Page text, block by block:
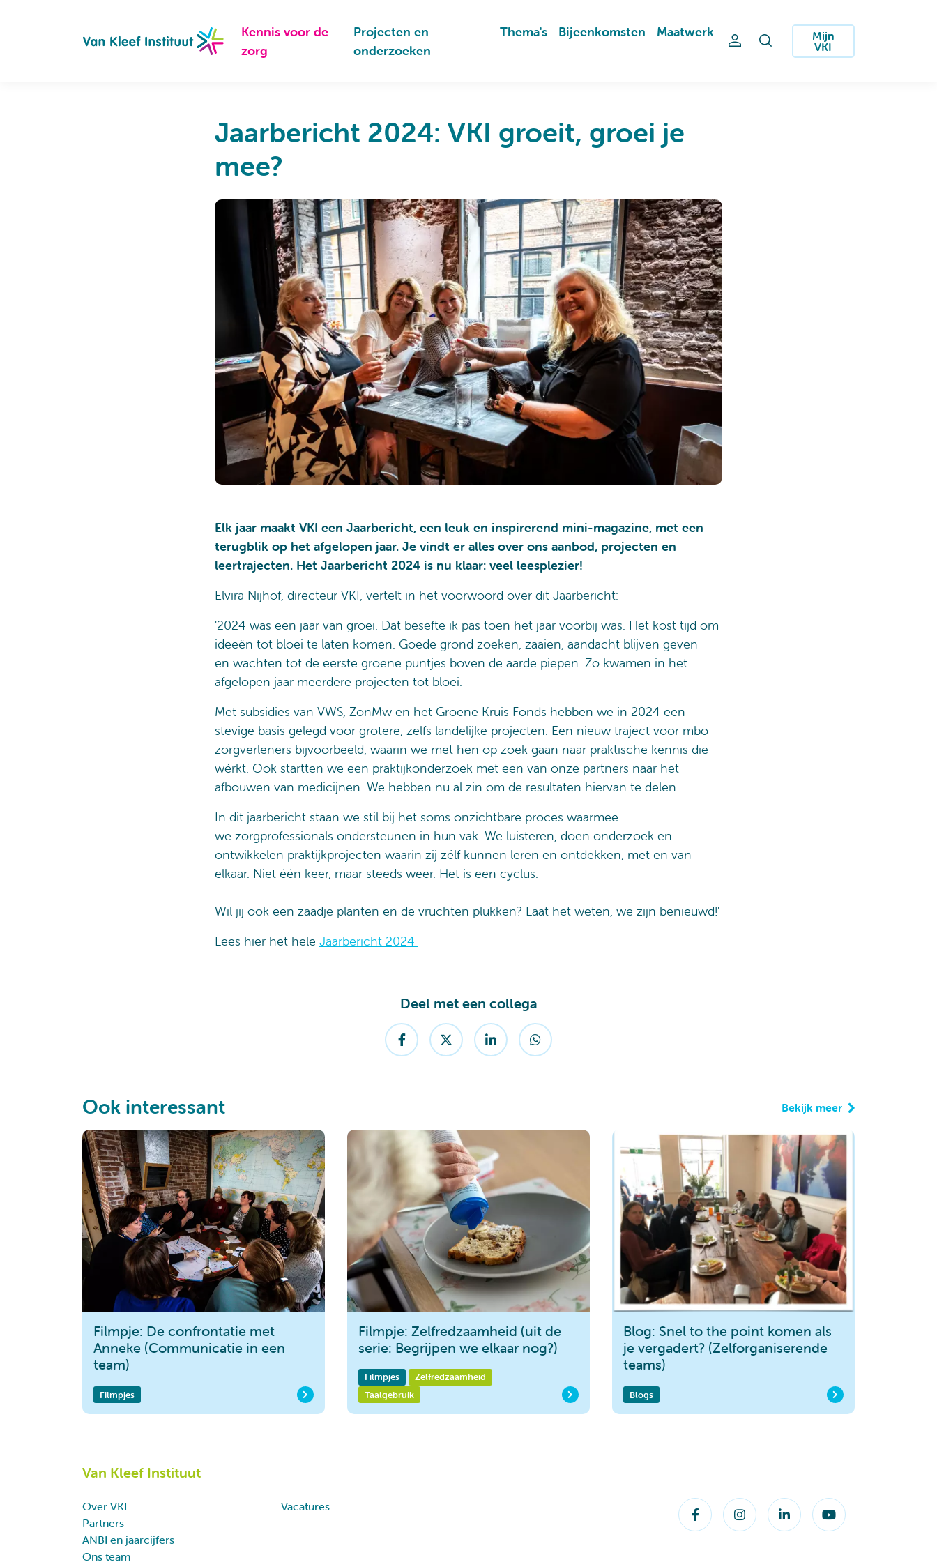
Mijn
VKI
Kennis voor de
zorg
Projecten en
onderzoeken
Thema's Bijeenkomsten Maatwerk
Jaarbericht 2024: VKI groeit, groei je
mee?
Elk jaar maakt VKI een Jaarbericht, een leuk en inspirerend mini-magazine, met een
terugblik op het afgelopen jaar. Je vindt er alles over ons aanbod, projecten en
leertrajecten. Het Jaarbericht 2024 is nu klaar: veel leesplezier!
Elvira Nijhof, directeur VKI, vertelt in het voorwoord over dit Jaarbericht:
'2024 was een jaar van groei. Dat besefte ik pas toen het jaar voorbij was. Het kost tijd om
ideeën tot bloei te laten komen. Goede grond zoeken, zaaien, aandacht blijven geven
en wachten tot de eerste groene puntjes boven de aarde piepen. Zo kwamen in het
afgelopen jaar meerdere projecten tot bloei.
Met subsidies van VWS, ZonMw en het Groene Kruis Fonds hebben we in 2024 een
stevige basis gelegd voor grotere, zelfs landelijke projecten. Een nieuw traject voor mbo-
zorgverleners bijvoorbeeld, waarin we met hen op zoek gaan naar praktische kennis die
wérkt. Ook startten we een praktijkonderzoek met een van onze partners naar het
afbouwen van medicijnen. We hebben nu al zin om de resultaten hiervan te delen.
In dit jaarbericht staan we stil bij het soms onzichtbare proces waarmee
we zorgprofessionals ondersteunen in hun vak. We luisteren, doen onderzoek en
ontwikkelen praktijkprojecten waarin zij zélf kunnen leren en ontdekken, met en van
elkaar. Niet één keer, maar steeds weer. Het is een cyclus.
Wil jij ook een zaadje planten en de vruchten plukken? Laat het weten, we zijn benieuwd!'
Lees hier het hele Jaarbericht 2024
Deel met een collega
Ook interessant Bekijk meer
Filmpje: De confrontatie met
Anneke (Communicatie in een
team)
Filmpjes
Filmpje: Zelfredzaamheid (uit de
serie: Begrijpen we elkaar nog?)
Filmpjes
Zelfredzaamheid
Taalgebruik
Blog: Snel to the point komen als
je vergadert? (Zelforganiserende
teams)
Blogs
Van Kleef Instituut
Over VKI
Partners
ANBI en jaarcijfers
Ons team
Vacatures